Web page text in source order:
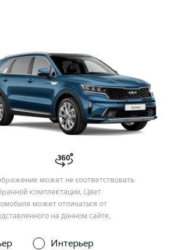
может не соответствовать
комплектации. Цвет
может отличаться от
на данном сайте.
Интерьер